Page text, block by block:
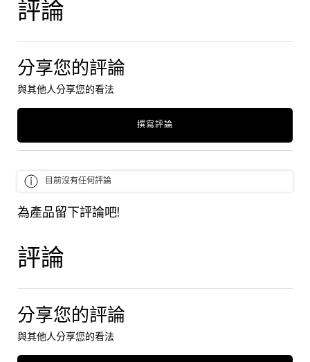
產品評論評論
分享您的評論
與其他人分享您的看法
撰寫評論
目前沒有任何評論
為產品留下評論吧!
產品評論評論
分享您的評論
與其他人分享您的看法